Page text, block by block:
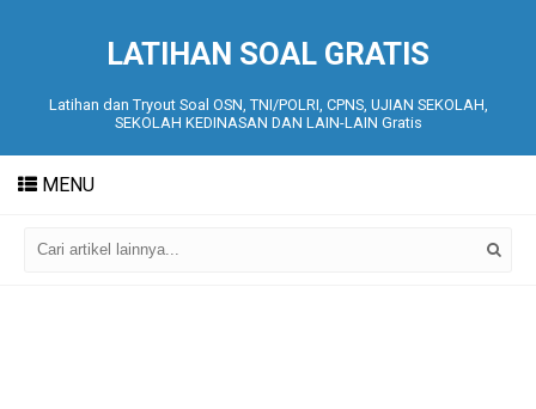
LATIHAN SOAL GRATIS
Latihan dan Tryout Soal OSN, TNI/POLRI, CPNS, UJIAN SEKOLAH,
SEKOLAH KEDINASAN DAN LAIN-LAIN Gratis
MENU